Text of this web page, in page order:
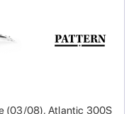
(03/08), Atlantic 300S